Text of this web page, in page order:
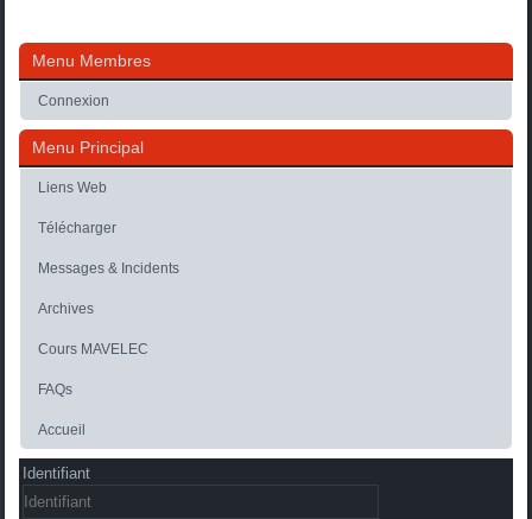
Menu Membres
Connexion
Menu Principal
Liens Web
Télécharger
Messages & Incidents
Archives
Cours MAVELEC
FAQs
Accueil
Identifiant